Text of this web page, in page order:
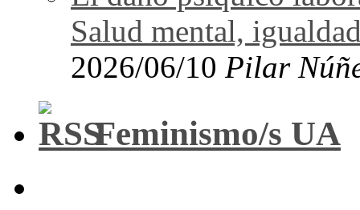
Salud mental,
2026/06/10 Pilar
Feminismo/s UA